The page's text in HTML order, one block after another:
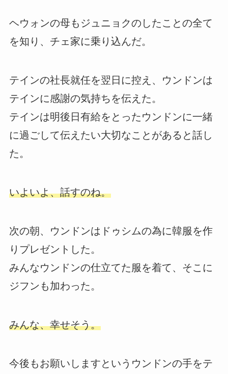
ヘウォンの母もジュニョクのしたことの全て
を知り、チェ家に乗り込んだ。
テインの社長就任を翌日に控え、ウンドンは
テインに感謝の気持ちを伝えた。
テインは明後日有給をとったウンドンに一緒
に過ごして伝えたい大切なことがあると話し
た。
いよいよ、話すのね。
次の朝、ウンドンはドゥシムの為に韓服を作
りプレゼントした。
みんなウンドンの仕立てた服を着て、そこに
ジフンも加わった。
みんな、幸せそう。
今後もお願いしますというウンドンの手をテ